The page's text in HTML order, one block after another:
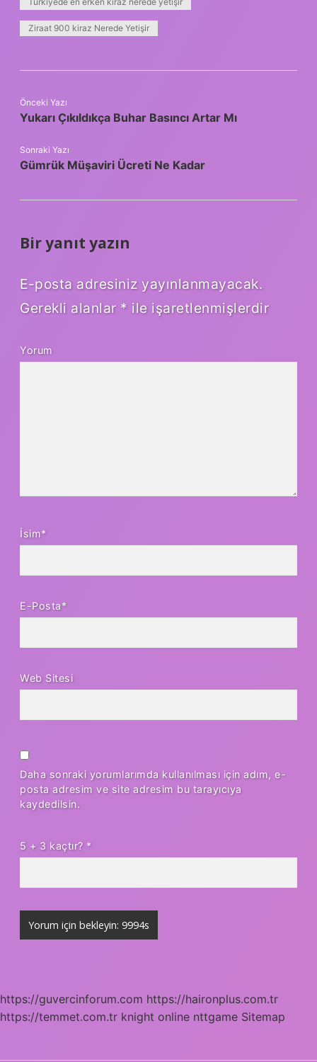
Ziraat 900 kiraz Nerede Yetişir
Önceki Yazı
Yukarı Çıkıldıkça Buhar Basıncı Artar Mı
Sonraki Yazı
Gümrük Müşaviri Ücreti Ne Kadar
Bir yanıt yazın
E-posta adresiniz yayınlanmayacak.
Gerekli alanlar * ile işaretlenmişlerdir
Yorum
İsim*
E-Posta*
Web Sitesi
Daha sonraki yorumlarımda kullanılması için adım, e-
posta adresim ve site adresim bu tarayıcıya
kaydedilsin.
5 + 3 kaçtır? *
https://guvercinforum.com https://haironplus.com.tr
https://temmet.com.tr knight online nttgame Sitemap